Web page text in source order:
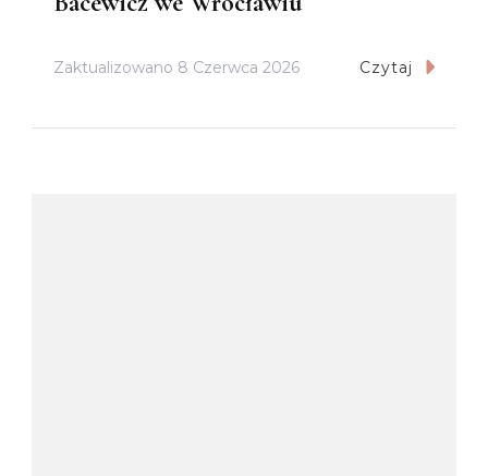
Zaktualizowano 8 Czerwca 2026 Czytaj